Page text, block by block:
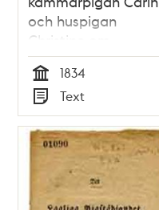
och huspigan
Christine om
cholera-sjukdomen.
Tid
1834
Typ
Text